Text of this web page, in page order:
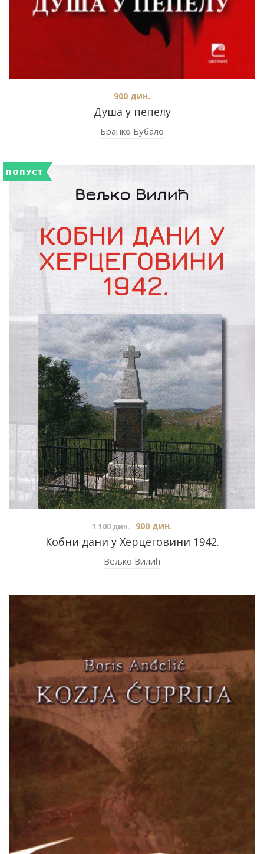
Душа у пепелу
900 дин.
Бранко Бубало
ПОПУСТ
Кобни дани у Херцеговини 1942.
1.100дин. 900 дин.
Вељко Вилић